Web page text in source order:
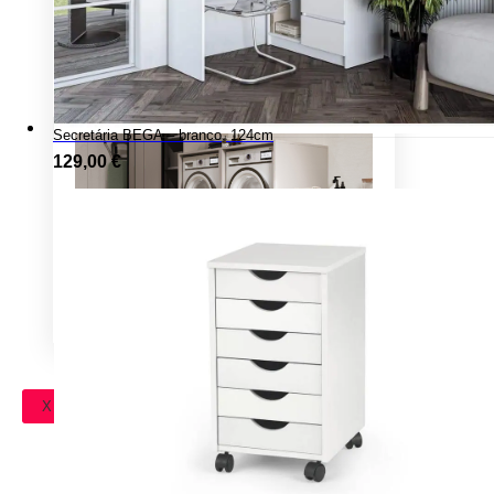
X
Secretária BEGA – branco, 124cm
129,00€